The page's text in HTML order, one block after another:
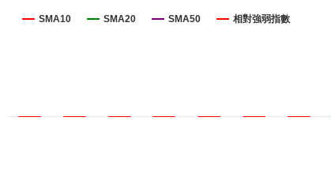
SMA10 SMA20 SMA50 相對強弱指數